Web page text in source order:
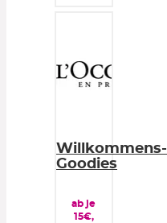
Willkommens-
Goodies
ab je
15€,